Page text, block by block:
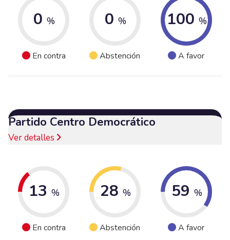
0 %
En contra
0 %
Abstención
100 %
A favor
Partido Centro Democrático
Ver detalles
13 %
En contra
28 %
Abstención
59 %
A favor